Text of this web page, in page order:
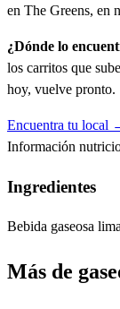
en The Greens, en
¿Dónde lo
los carritos que
hoy, vuelve pronto.
Encuentra tu local
Información
Ingredientes
Bebida gaseosa
Más de